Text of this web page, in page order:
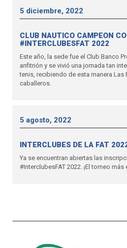
5 diciembre, 2022
CLUB NAUTICO CAMPEON
#INTERCLUBESFAT 2022
Este año, la sede fue el Club Banco
anfitrión y se vivió una jornada tan
tenis, recibiendo de esta manera Las
caballeros.
5 agosto, 2022
INTERCLUBES DE LA FAT
Ya se encuentran abiertas las
#InterclubesFAT 2022. ¡El torneo